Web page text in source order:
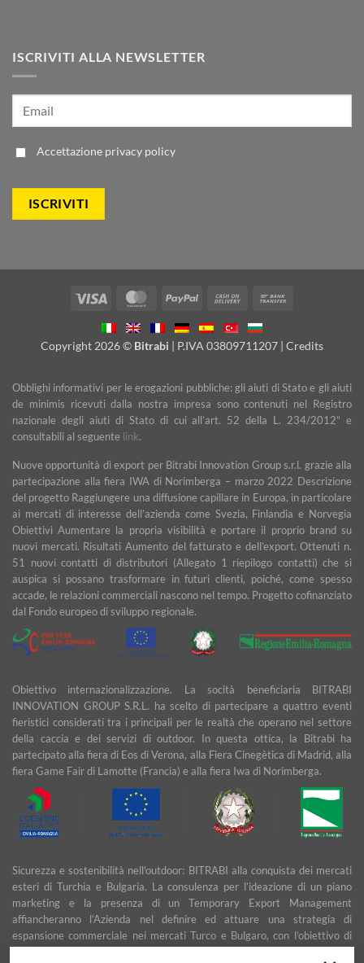
ISCRIVITI ALLA NEWSLETTER
Accettazione privacy policy
Visa MasterCardPayPal
Cash
Delivery
Copyright 2026 © Bitrabi | P.IVA 03809711207 | Credits
Obblighi informativi per le erogazioni pubbliche: gli aiuti di Stato e gli aiuti
de minimis ricevuti dalla nostra impresa sono contenuti nel Registro
nazionale degli aiuti di Stato di cui all’art. 52 della L. 234/2012” e
consultabili al seguente link.
Nuove opportunità di export per Bitrabi Innovation Group s.r.l. grazie alla
partecipazione alla fiera IWA di Norimberga – marzo 2022 Descrizione
del progetto Raggiungere una diffusione capillare in Europa, in particolare
ai mercati di interesse dell’azienda come Svezia, Finlandia e Norvegia
Obiettivi Aumentare la propria visibilità e portare il proprio brand su
nuovi mercati. Risultati Aumento del fatturato e dell’export. Ottenuti n.
51 nuovi contatti di distributori (Allegato 1 riepilogo contatti) che si
auspica si possano trasformare in futuri clienti, poiché, come spesso
accade, le relazioni commerciali nascono nel tempo. Progetto cofinanziato
dal Fondo europeo di sviluppo regionale.
Obiettivo internazionalizzazione. La socità beneficiaria BITRABI
INNOVATION GROUP S.R.L. ha scelto di partecipare a quattro eventi
fieristici considerati tra i principali per le realtà che operano nel settore
della caccia e dei servizi di outdoor. In questa ottica, la Bitrabì ha
partecipato alla fiera di Eos di Verona, alla Fiera Cinegètica di Madrid, alla
fiera Game Fair di Lamotte (Francia) e alla fiera Iwa di Norimberga.
Sicurezza e sostenibilità nell'outdoor: BITRABI alla conquista dei mercati
esteri di Turchia e Bulgaria. La consulenza per l’ideazione di un piano
marketing e la presenza di un Temporary Export Management
affiancheranno l’Azienda nel definire ed attuare una strategia di
espansione commerciale nei mercati Turco e Bulgaro, con l’obiettivo di
garantire uno sviluppo stabile e duraturo.